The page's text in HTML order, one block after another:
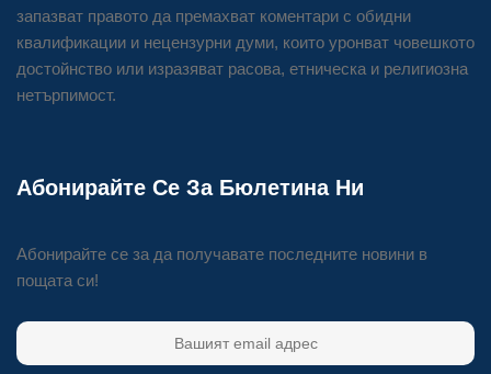
запазват правото да премахват коментари с обидни
квалификации и нецензурни думи, които уронват човешкото
достойнство или изразяват расова, етническа и религиозна
нетърпимост.
Абонирайте Се За Бюлетина Ни
Абонирайте се за да получавате последните новини в
пощата си!